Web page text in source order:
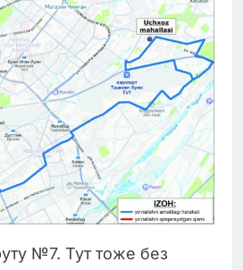
№7. Тут тоже без